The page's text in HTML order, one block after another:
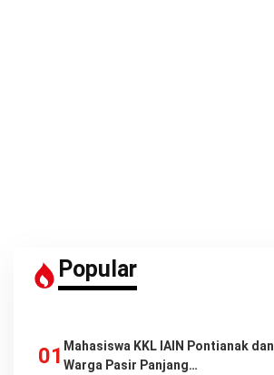
Popular
Mahasiswa KKL IAIN Pontianak dan
Warga Pasir Panjang…